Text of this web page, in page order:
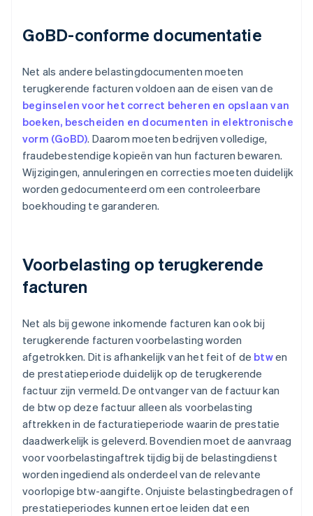
GoBD-conforme documentatie
Net als andere belastingdocumenten moeten
terugkerende facturen voldoen aan de eisen van de
beginselen voor het correct beheren en opslaan van
boeken, bescheiden en documenten in elektronische
vorm (GoBD). Daarom moeten bedrijven volledige,
fraudebestendige kopieën van hun facturen bewaren.
Wijzigingen, annuleringen en correcties moeten duidelijk
worden gedocumenteerd om een controleerbare
boekhouding te garanderen.
Voorbelasting op terugkerende
facturen
Net als bij gewone inkomende facturen kan ook bij
terugkerende facturen voorbelasting worden
afgetrokken. Dit is afhankelijk van het feit of de btwen
de prestatieperiode duidelijk op de terugkerende
factuur zijn vermeld. De ontvanger van de factuur kan
de btw op deze factuur alleen als voorbelasting
aftrekken in de facturatieperiode waarin de prestatie
daadwerkelijk is geleverd. Bovendien moet de aanvraag
voor voorbelastingaftrek tijdig bij de belastingdienst
worden ingediend als onderdeel van de relevante
voorlopige btw-aangifte. Onjuiste belastingbedragen of
prestatieperiodes kunnen ertoe leiden dat een